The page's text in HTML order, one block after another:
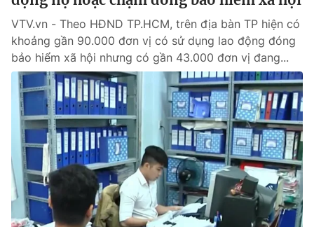
Góc doanh nghiệp
Phim VTV
Hậu trường
Nhân vật
Khán giả
Giải sao mai
Giải trí
Điện ảnh
Âm nhạc
Sao
Đời sống
Du lịch
Làm đẹp
Chất lượng cuộc sống
Giáo dục
Tuyển sinh
Học trực tuyến
Công nghệ
Hitech Công nghệ tương lai
Sản phẩm
Giao lưu trực tuyến
VTV.vn - Theo HĐND TP.HCM, trên địa bàn TP hiện có
khoảng gần 90.000 đơn vị có sử dụng lao động đóng
bảo hiểm xã hội nhưng có gần 43.000 đơn vị đang...